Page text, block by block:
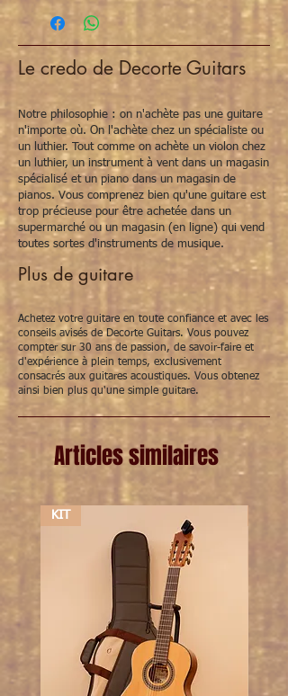
bescherming biedt aan votre dierbaar
instrument. Groot opbergzak pour votre
boeken, petit opbergzakje pour de kleinere
spullen (stembakje, cordes, huissleutel) en
avec supertroef: een aparte opberg
mogelijkheid pour votre repose-pied.
Le credo de Decorte Guitars
Notre philosophie : on n'achète pas une guitare
n'importe où. On l'achète chez un spécialiste ou
un luthier. Tout comme on achète un violon chez
un luthier, un instrument à vent dans un magasin
spécialisé et un piano dans un magasin de
pianos. Vous comprenez bien qu'une guitare est
trop précieuse pour être achetée dans un
supermarché ou un magasin (en ligne) qui vend
toutes sortes d'instruments de musique.
Plus de guitare
Achetez votre guitare en toute confiance et avec les
conseils avisés de Decorte Guitars. Vous pouvez
compter sur 30 ans de passion, de savoir-faire et
d'expérience à plein temps, exclusivement
consacrés aux guitares acoustiques. Vous obtenez
ainsi bien plus qu'une simple guitare.
Articles similaires
KIT